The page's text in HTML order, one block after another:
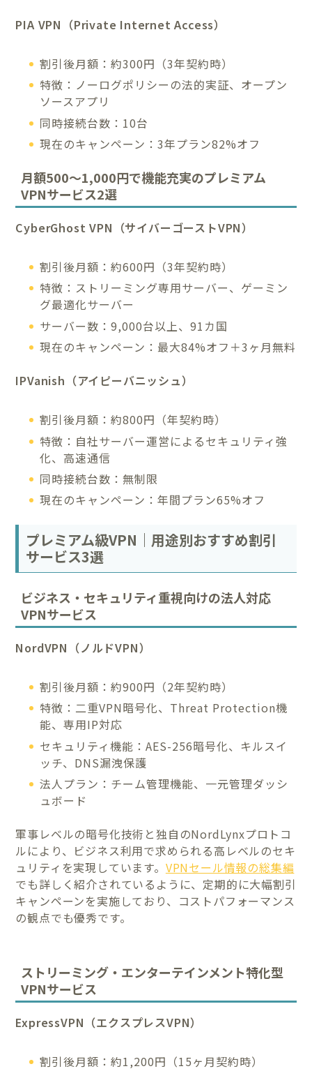
PIA VPN（Private Internet Access）
割引後月額：約300円（3年契約時）
特徴：ノーログポリシーの法的実証、オープン
ソースアプリ
同時接続台数：10台
現在のキャンペーン：3年プラン82%オフ
月額500〜1,000円で機能充実のプレミアム
VPNサービス2選
CyberGhost VPN（サイバーゴーストVPN）
割引後月額：約600円（3年契約時）
特徴：ストリーミング専用サーバー、ゲーミン
グ最適化サーバー
サーバー数：9,000台以上、91カ国
現在のキャンペーン：最大84%オフ＋3ヶ月無料
IPVanish（アイピーバニッシュ）
割引後月額：約800円（年契約時）
特徴：自社サーバー運営によるセキュリティ強
化、高速通信
同時接続台数：無制限
現在のキャンペーン：年間プラン65%オフ
プレミアム級VPN｜用途別おすすめ割引
サービス3選
ビジネス・セキュリティ重視向けの法人対応
VPNサービス
NordVPN（ノルドVPN）
割引後月額：約900円（2年契約時）
特徴：二重VPN暗号化、Threat Protection機
能、専用IP対応
セキュリティ機能：AES-256暗号化、キルスイ
ッチ、DNS漏洩保護
法人プラン：チーム管理機能、一元管理ダッシ
ュボード
軍事レベルの暗号化技術と独自のNordLynxプロトコ
ルにより、ビジネス利用で求められる高レベルのセキ
ュリティを実現しています。 VPNセール情報の総集編
でも詳しく紹介されているように、定期的に大幅割引
キャンペーンを実施しており、コストパフォーマンス
の観点でも優秀です。
ストリーミング・エンターテインメント特化型
VPNサービス
ExpressVPN（エクスプレスVPN）
割引後月額：約1,200円（15ヶ月契約時）